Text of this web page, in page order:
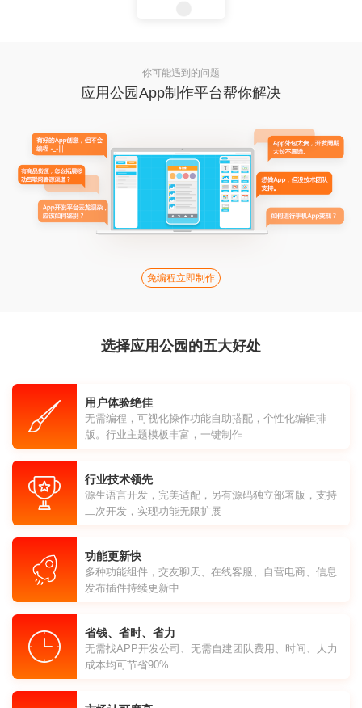
你可能遇到的问题
应用公园App制作平台帮你解决
免编程立即制作
选择应用公园的五大好处
用户体验绝佳
无需编程，可视化操作功能自助搭配，个性化编辑排
版。行业主题模板丰富，一键制作
行业技术领先
源生语言开发，完美适配，另有源码独立部署版，支持
二次开发，实现功能无限扩展
功能更新快
多种功能组件，交友聊天、在线客服、自营电商、信息
发布插件持续更新中
省钱、省时、省力
无需找APP开发公司、无需自建团队费用、时间、人力
成本均可节省90%